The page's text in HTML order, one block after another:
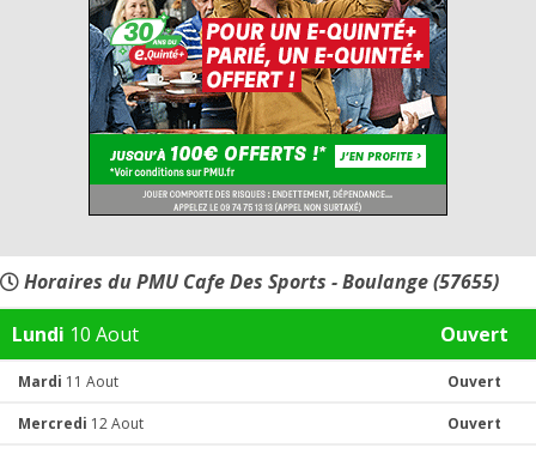
Horaires du PMU Cafe Des Sports - Boulange (57655)
Lundi 10 Aout Ouvert
Mardi 11 Aout Ouvert
Mercredi 12 Aout Ouvert